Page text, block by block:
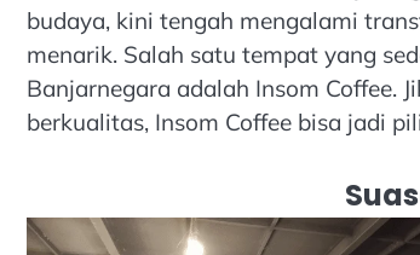
budaya, kini tengah mengalami
menarik. Salah satu tempat yang
Banjarnegara adalah Insom Coffee.
berkualitas, Insom Coffee bisa jadi